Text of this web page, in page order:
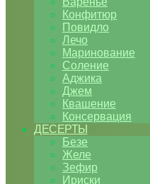
Конфитюр
Повидло
Лечо
Маринование
Соление
Аджика
Джем
Квашение
Консервация
ДЕСЕРТЫ
Безе
Желе
Зефир
Ириски